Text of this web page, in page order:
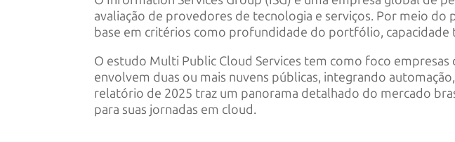
avaliação de provedores de tecnologia e serviços. Por meio
base em critérios como profundidade do portfólio, capacidade
O estudo Multi Public Cloud Services tem como foco
envolvem duas ou mais nuvens públicas, integrando
relatório de 2025 traz um panorama detalhado do mercado
para suas jornadas em cloud.